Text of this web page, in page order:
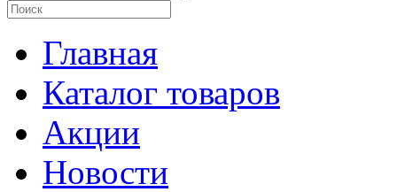
Главная
Каталог товаров
Акции
Новости